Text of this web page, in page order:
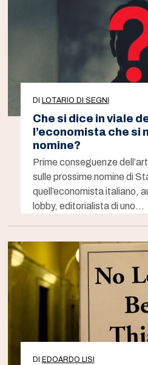
DI LOTARIO DI SEGNI
Che si dice in viale
l’economista che si
nomine?
Prime conseguenze
sulle prossime nomine di
quell’economista italiano,
lobby, editorialista di uno…
DI EDOARDO LISI